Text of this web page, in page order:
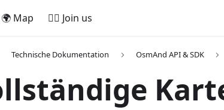
🌍 Map 🚵‍♂️ Join us
Technische Dokumentation OsmAnd API & SDK